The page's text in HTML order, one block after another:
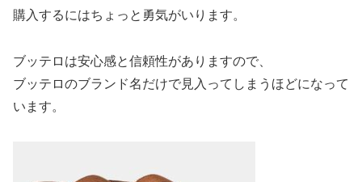
購入するにはちょっと勇気がいります。
ブッテロは安心感と信頼性がありますので、
ブッテロのブランド名だけで見入ってしまうほどになって
います。